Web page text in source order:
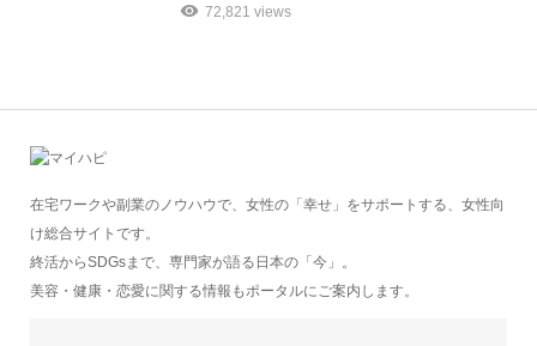
72,821 views
在宅ワークや副業のノウハウで、女性の「幸せ」をサポートする、女性向
け総合サイトです。
終活からSDGsまで、専門家が語る日本の「今」。
美容・健康・恋愛に関する情報もポータルにご案内します。